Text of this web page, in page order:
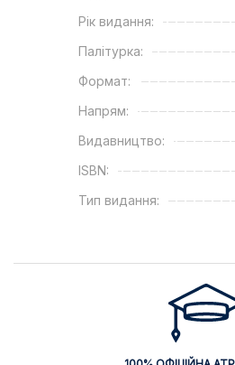
Рік видання:
Палітурка:
Формат:
Напрям:
Видавництво:
ISBN:
Тип видання: